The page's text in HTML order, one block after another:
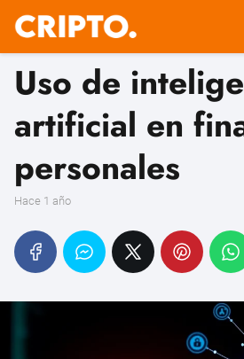
Uso de
artificial en
personales
hace 1 año